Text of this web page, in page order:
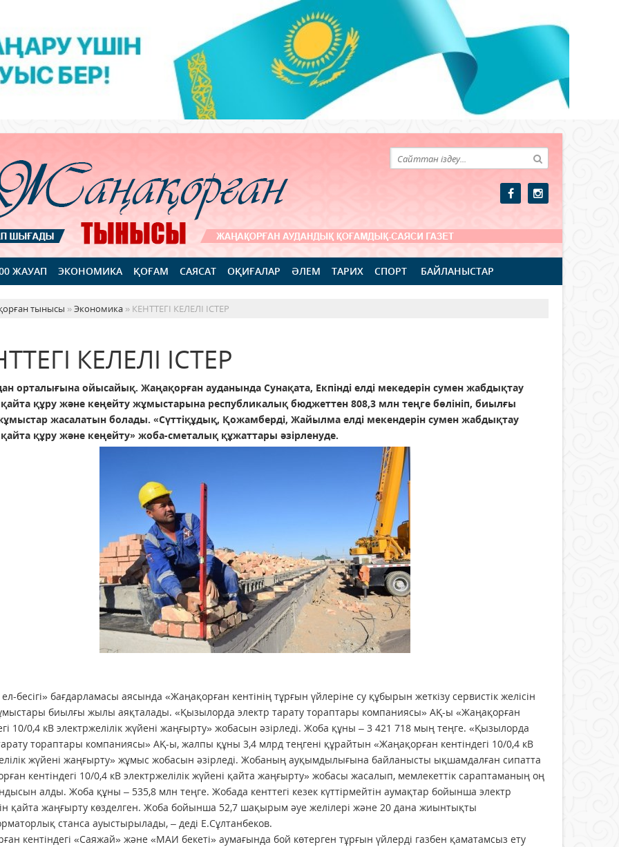
ЖАУАП ЭКОНОМИКА ҚОҒАМ САЯСАТ ОҚИҒАЛАР ӘЛЕМ ТАРИХ СПОРТ БАЙЛАНЫСТАР
тынысы »Экономика » КЕНТТЕГІ КЕЛЕЛІ ІСТЕР
КЕЛЕЛІ ІСТЕР
орталығына ойысайық. Жаңақорған ауданында Сунақата, Екпінді елді мекедерін сумен жабдықтау
қайта құру және кеңейту жұмыстарына республикалық бюджеттен 808,3 млн теңге бөлініп, биылғы
жасалатын болады. «Сүттіқұдық, Қожамберді, Жайылма елді мекендерін сумен жабдықтау
қайта құру және кеңейту» жоба-сметалық құжаттары әзірленуде.
бесігі» бағдарламасы аясында «Жаңақорған кентінің тұрғын үйлеріне су құбырын жеткізу сервистік желісін
биылғы жылы аяқталады. «Қызылорда электр тарату тораптары компаниясы» АҚ-ы «Жаңақорған
10/0,4 кВ электржелілік жүйені жаңғырту» жобасын әзірледі. Жоба құны – 3 421 718 мың теңге. «Қызылорда
тораптары компаниясы» АҚ-ы, жалпы құны 3,4 млрд теңгені құрайтын «Жаңақорған кентіндегі 10/0,4 кВ
жүйені жаңғырту» жұмыс жобасын әзірледі. Жобаның ауқымдылығына байланысты ықшамдалған сипатта
кентіндегі 10/0,4 кВ электржелілік жүйені қайта жаңғырту» жобасы жасалып, мемлекеттік сараптаманың оң
алды. Жоба құны – 535,8 млн теңге. Жобада кенттегі кезек күттірмейтін аумақтар бойынша электр
қайта жаңғырту көзделген. Жоба бойынша 52,7 шақырым әуе желілері және 20 дана жиынтықты
станса ауыстырылады, – деді Е.Сұлтанбеков.
кентіндегі «Саяжай» және «МАИ бекеті» аумағында бой көтерген тұрғын үйлерді газбен қаматамсыз ету